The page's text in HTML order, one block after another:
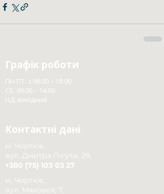
Графік роботи
ПН-ПТ: з 08:00 – 18:00
СБ: 09:00 – 14:00
НД: вихідний
Контактні дані
м. Чортків,
вул. Дмитра Пігути, 29,
+380 (75) 103 03 27
м. Чортків,
вул. Маковея, 7,